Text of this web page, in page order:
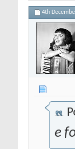
4th
e